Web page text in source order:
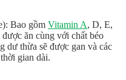
Bao gồm Vitamin A, D, E,
ăn cùng với chất béo
dư thừa sẽ được gan và các
gian dài.